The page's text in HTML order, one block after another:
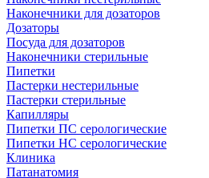
Наконечники для дозаторов
Дозаторы
Посуда для дозаторов
Наконечники стерильные
Пипетки
Пастерки нестерильные
Пастерки стерильные
Капилляры
Пипетки ПС серологические
Пипетки НС серологические
Клиника
Патанатомия